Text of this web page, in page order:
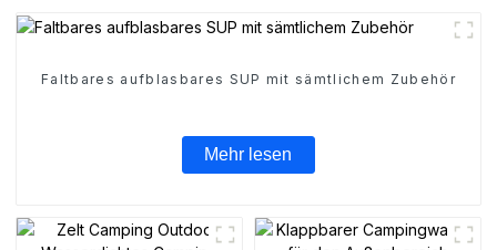
Faltbares aufblasbares SUP mit sämtlichem Zubehör
Mehr lesen